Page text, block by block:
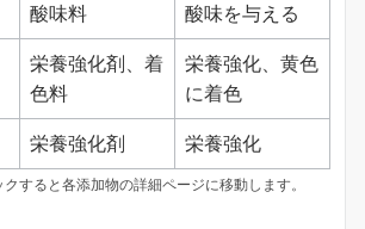
酸味料 酸味を与える
栄養強化剤、着
色料
栄養強化、黄色
に着色
栄養強化剤 栄養強化
すると各添加物の詳細ページに移動します。